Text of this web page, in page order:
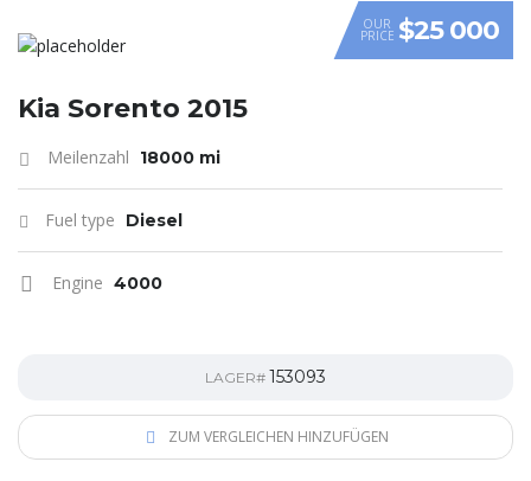
OUR
PRICE $25 000
Kia Sorento 2015
Meilenzahl 18000 mi
Fuel type Diesel
Engine 4000
LAGER# 153093
ZUM VERGLEICHEN HINZUFÜGEN